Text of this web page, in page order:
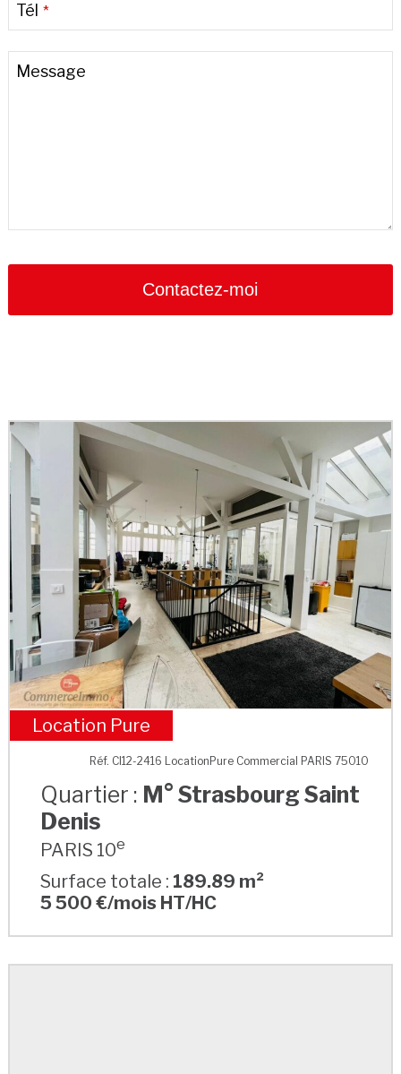
Tél *
Message
Contactez-moi
M° Strasbourg Saint Denis
Location Pure
Réf. CI12-2416 LocationPure Commercial PARIS 75010
Quartier : M° Strasbourg Saint
Denis
PARIS 10e
Surface totale : 189.89 m²
5 500 €/mois HT/HC